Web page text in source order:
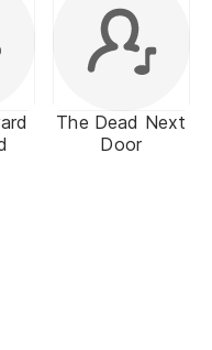
The Dead Next
Door